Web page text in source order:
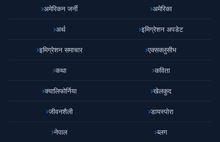
अमेरिकन जर्नी अमेरिका
अर्थ इमिग्रेशन अपडेट
इमिग्रेशन समाचार एक्सक्लुसीभ
कथा कविता
क्यालिफोर्निया खेलकुद
जीवनशैली डायस्पोरा
नेपाल ब्लग